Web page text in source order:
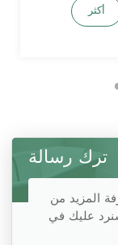
للوقاية
من السقوط
أكثر
ترك رسالة
المزيد من
عليك في